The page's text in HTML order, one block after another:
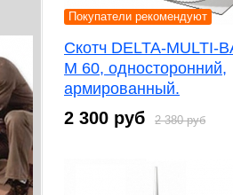
Покупатели рекомендуют
Скотч DELTA-MULTI-
M 60, односторонний,
армированный.
2 300 руб 2 380 руб